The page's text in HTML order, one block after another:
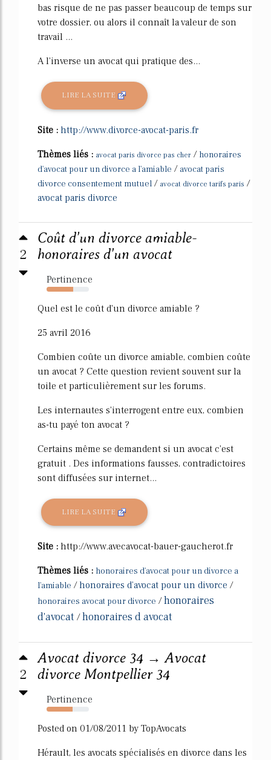
bas risque de ne pas passer beaucoup de temps sur
votre dossier, ou alors il connaît la valeur de son
travail ...
A l'inverse un avocat qui pratique des...
LIRE LA SUITE
Site : http://www.divorce-avocat-paris.fr
Thèmes liés : avocat paris divorce pas cher / honoraires
d'avocat pour un divorce a l'amiable / avocat paris
divorce consentement mutuel / avocat divorce tarifs paris /
avocat paris divorce
2
Coût d'un divorce amiable-
honoraires d'un avocat
Pertinence
63%
Quel est le coût d'un divorce amiable ?
25 avril 2016
Combien coûte un divorce amiable, combien coûte
un avocat ? Cette question revient souvent sur la
toile et particulièrement sur les forums.
Les internautes s'interrogent entre eux, combien
as-tu payé ton avocat ?
Certains même se demandent si un avocat c'est
gratuit . Des informations fausses, contradictoires
sont diffusées sur internet...
LIRE LA SUITE
Site : http://www.avecavocat-bauer-gaucherot.fr
Thèmes liés : honoraires d'avocat pour un divorce a
l'amiable /honoraires d'avocat pour un divorce /
honoraires avocat pour divorce /honoraires
d'avocat /honoraires d avocat
2
Avocat divorce 34 → Avocat
divorce Montpellier 34
Pertinence
61%
Posted on 01/08/2011 by TopAvocats
Hérault, les avocats spécialisés en divorce dans les